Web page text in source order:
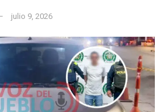
julio 9, 2026